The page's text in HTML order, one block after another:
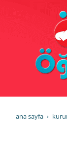
ana sayfa